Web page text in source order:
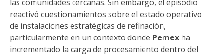
las comunidades cercanas. Sin embargo, el episodio
reactivó cuestionamientos sobre el estado operativo
de instalaciones estratégicas de refinación,
particularmente en un contexto donde Pemex ha
incrementado la carga de procesamiento dentro del